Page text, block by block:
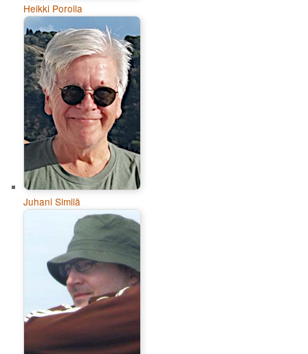
Heikki Poroila
Juhani Similä